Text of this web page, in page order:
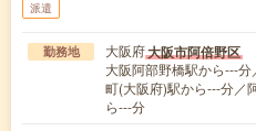
派遣
勤務地 大阪府大阪市阿倍野区
大阪阿部野橋駅から---
町(大阪府)駅から---分／
ら---分